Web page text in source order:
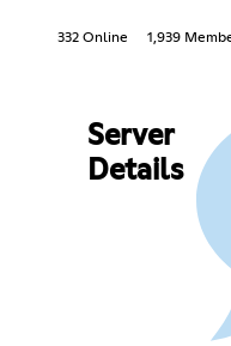
332 Online 1,939
Server
Details